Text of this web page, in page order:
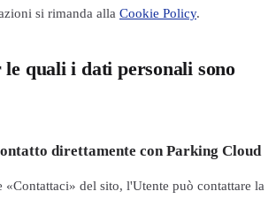
si rimanda alla Cookie Policy.
quali i dati personali sono
direttamente con Parking Cloud
«Contattaci» del sito, l'Utente può contattare la